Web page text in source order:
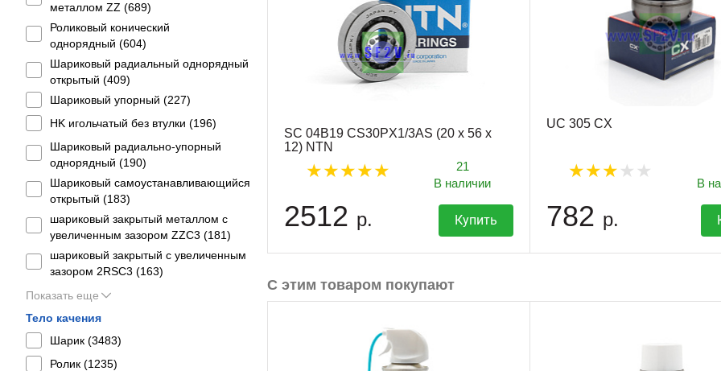
металлом ZZ (689)
Роликовый конический
однорядный (604)
Шариковый радиальный однорядный
открытый (409)
Шариковый упорный (227)
HK игольчатый без втулки (196)
Шариковый радиально-упорный
однорядный (190)
Шариковый самоустанавливающийся
открытый (183)
шариковый закрытый металлом с
увеличенным зазором ZZC3 (181)
шариковый закрытый с увеличенным
зазором 2RSС3 (163)
Показать еще
Тело качения
Шарик (3483)
Ролик (1235)
SC 04B19 CS30PX1/3AS (20 x 56 x
12) NTN
21
В наличии
2512 р. Купить
UC 305 CX
В
782 р.
С этим товаром покупают